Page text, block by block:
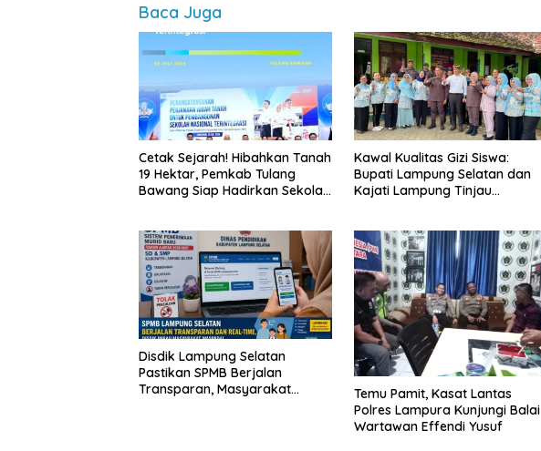
Baca Juga
Cetak Sejarah! Hibahkan Tanah
19 Hektar, Pemkab Tulang
Bawang Siap Hadirkan Sekolah
Kawal Kualitas Gizi Siswa:
Bupati Lampung Selatan dan
Kajati Lampung Tinjau
Disdik Lampung Selatan
Pastikan SPMB Berjalan
Transparan, Masyarakat
Temu Pamit, Kasat Lantas
Polres Lampura Kunjungi Balai
Wartawan Effendi Yusuf